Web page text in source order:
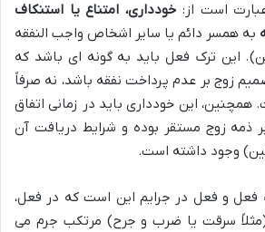
است از: خودداری، امتناع یا استنکاف
به همسر دائم یا سایر اشخاص واجب النفقه
این ترک فعل باید به گونه ای باشد که
زوج بر عدم پرداخت نفقه باشد، نه صرفاً
همچنین، این خودداری باید در زمانی اتفاق
ذمه زوج مستقر بوده و شرایط دریافت آن
وجود داشته است.
فعل و فعل در جرایم این است که در فعل،
سرقت یا ضرب و جرح) مرتکب جرم می